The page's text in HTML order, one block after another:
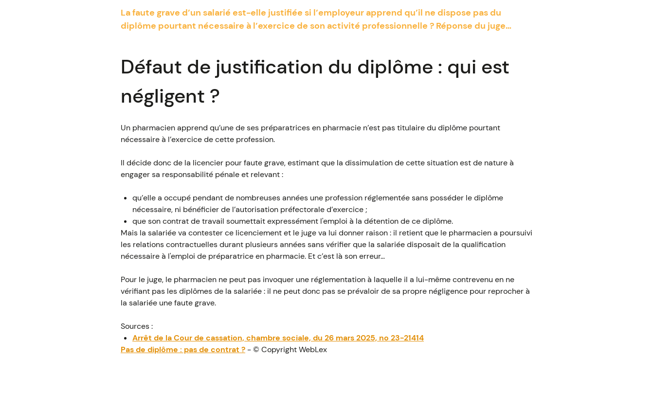
La faute grave d’un salarié est-elle justifiée si l’employeur apprend qu’il ne dispose pas du
diplôme pourtant nécessaire à l’exercice de son activité professionnelle ? Réponse du juge…
Défaut de justification du diplôme : qui est
négligent ?
Un pharmacien apprend qu’une de ses préparatrices en pharmacie n’est pas titulaire du diplôme pourtant
nécessaire à l’exercice de cette profession.
Il décide donc de la licencier pour faute grave, estimant que la dissimulation de cette situation est de nature à
engager sa responsabilité pénale et relevant :
qu’elle a occupé pendant de nombreuses années une profession réglementée sans posséder le diplôme
nécessaire, ni bénéficier de l’autorisation préfectorale d’exercice ;
que son contrat de travail soumettait expressément l'emploi à la détention de ce diplôme.
Mais la salariée va contester ce licenciement et le juge va lui donner raison : il retient que le pharmacien a poursuivi
les relations contractuelles durant plusieurs années sans vérifier que la salariée disposait de la qualification
nécessaire à l'emploi de préparatrice en pharmacie. Et c’est là son erreur…
Pour le juge, le pharmacien ne peut pas invoquer une réglementation à laquelle il a lui-même contrevenu en ne
vérifiant pas les diplômes de la salariée : il ne peut donc pas se prévaloir de sa propre négligence pour reprocher à
la salariée une faute grave.
Sources :
Arrêt de la Cour de cassation, chambre sociale, du 26 mars 2025, no 23-21414
Pas de diplôme : pas de contrat ? - © Copyright WebLex